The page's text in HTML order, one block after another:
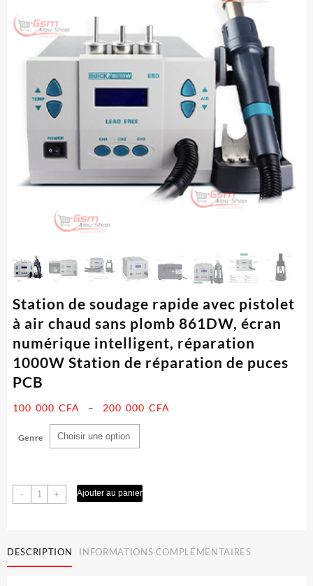
Station de soudage rapide avec pistolet
à air chaud sans plomb 861DW, écran
numérique intelligent, réparation
1000W Station de réparation de puces
PCB
100 000 CFA – 200 000 CFA
Genre
-
quantité
de
soudage
rapide
+ Ajouter au panier
DESCRIPTION INFORMATIONS COMPLÉMENTAIRES